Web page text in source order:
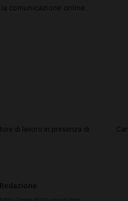
comunicazione online.
di lavoro in presenza di
Redazione